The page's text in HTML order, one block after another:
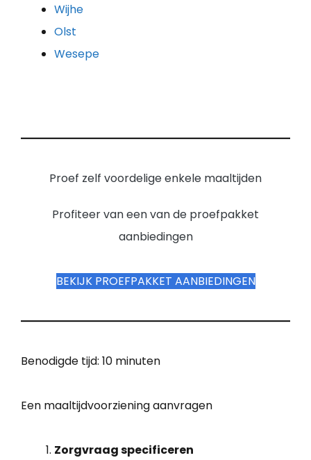
Wijhe
Olst
Wesepe
Proef zelf voordelige enkele maaltijden
Profiteer van een van de proefpakket
aanbiedingen
BEKIJK PROEFPAKKET AANBIEDINGEN
Benodigde tijd: 10 minuten
Een maaltijdvoorziening aanvragen
Zorgvraag specificeren